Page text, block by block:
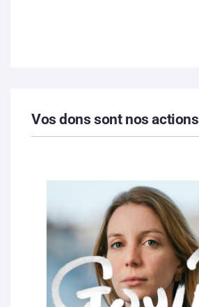
Vos dons sont nos actions